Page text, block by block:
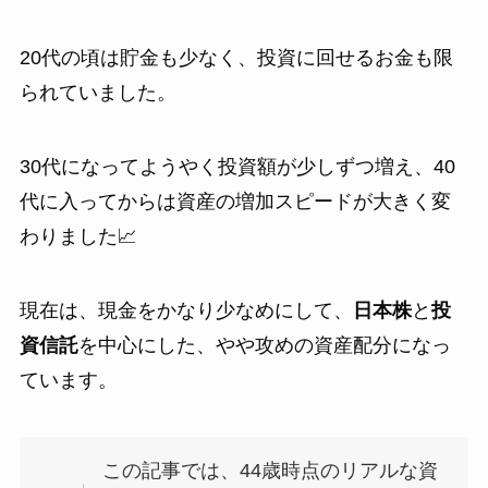
20代の頃は貯金も少なく、投資に回せるお金も限
られていました。
30代になってようやく投資額が少しずつ増え、40
代に入ってからは資産の増加スピードが大きく変
わりました📈
現在は、現金をかなり少なめにして、 日本株と投
資信託を中心にした、やや攻めの資産配分になっ
ています。
この記事では、44歳時点のリアルな資